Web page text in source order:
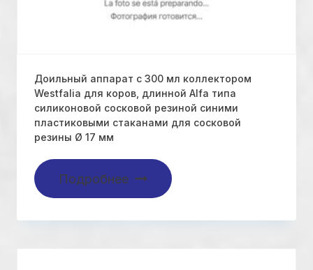
Доильный аппарат с 300 мл коллектором
Westfalia для коров, длинной Alfa типа
силиконовой сосковой резиной синими
пластиковыми стаканами для сосковой
резины Ø 17 мм
Подробнее